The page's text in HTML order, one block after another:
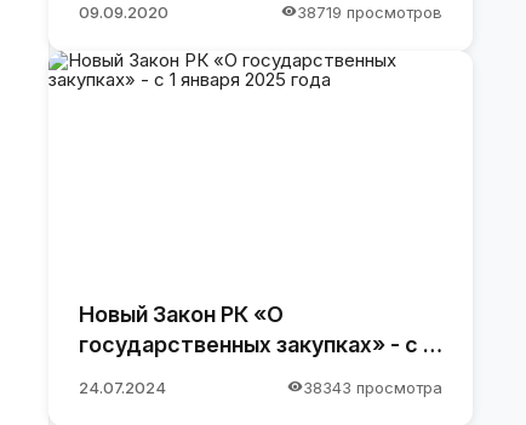
09.09.2020 38719 просмотров
Новый Закон РК «О
государственных закупках» - с 1
24.07.2024 38343 просмотра